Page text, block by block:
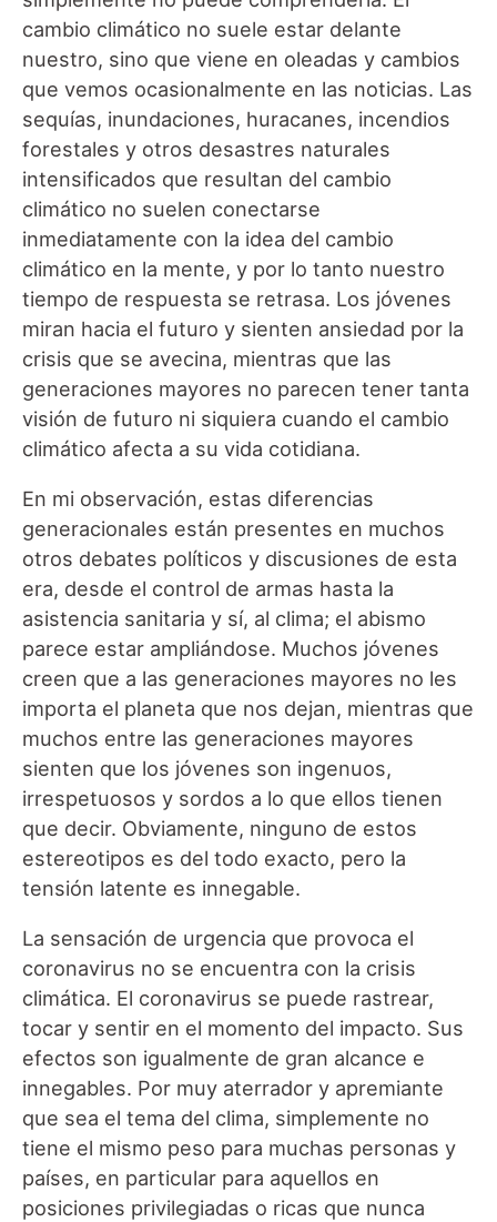
cambio climático no suele estar delante
nuestro, sino que viene en oleadas y cambios
que vemos ocasionalmente en las noticias. Las
sequías, inundaciones, huracanes, incendios
forestales y otros desastres naturales
intensificados que resultan del cambio
climático no suelen conectarse
inmediatamente con la idea del cambio
climático en la mente, y por lo tanto nuestro
tiempo de respuesta se retrasa. Los jóvenes
miran hacia el futuro y sienten ansiedad por la
crisis que se avecina, mientras que las
generaciones mayores no parecen tener tanta
visión de futuro ni siquiera cuando el cambio
climático afecta a su vida cotidiana.
En mi observación, estas diferencias
generacionales están presentes en muchos
otros debates políticos y discusiones de esta
era, desde el control de armas hasta la
asistencia sanitaria y sí, al clima; el abismo
parece estar ampliándose. Muchos jóvenes
creen que a las generaciones mayores no les
importa el planeta que nos dejan, mientras que
muchos entre las generaciones mayores
sienten que los jóvenes son ingenuos,
irrespetuosos y sordos a lo que ellos tienen
que decir. Obviamente, ninguno de estos
estereotipos es del todo exacto, pero la
tensión latente es innegable.
La sensación de urgencia que provoca el
coronavirus no se encuentra con la crisis
climática. El coronavirus se puede rastrear,
tocar y sentir en el momento del impacto. Sus
efectos son igualmente de gran alcance e
innegables. Por muy aterrador y apremiante
que sea el tema del clima, simplemente no
tiene el mismo peso para muchas personas y
países, en particular para aquellos en
posiciones privilegiadas o ricas que nunca